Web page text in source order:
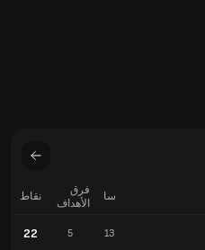
سا
فرق
الأهداف
نقاط
13
5
22